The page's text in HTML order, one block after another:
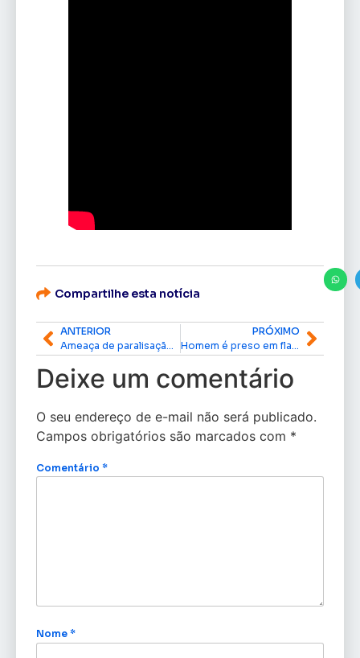
Compartilhe esta notícia
ANTERIOR
PRÓXIMO
Deixe um comentário
O seu endereço de e-mail não será publicado.
Campos obrigatórios são marcados com *
Comentário *
Nome *